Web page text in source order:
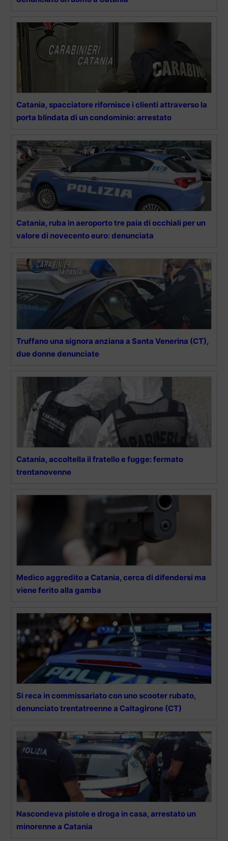
Catania, spacciatore rifornisce i clienti attraverso la
porta blindata di un condominio: arrestato
Catania, ruba in aeroporto tre paia di occhiali per un
valore di novecento euro: denunciata
Truffano una signora anziana a Santa Venerina (CT),
due donne denunciate
Catania, accoltella il fratello e fugge: fermato
trentanovenne
Medico aggredito a Catania, cerca di difendersi ma
viene ferito alla gamba
Si reca in commissariato con uno scooter rubato,
denunciato trentatreenne a Caltagirone (CT)
Nascondeva pistole e droga in casa, arrestato un
minorenne a Catania